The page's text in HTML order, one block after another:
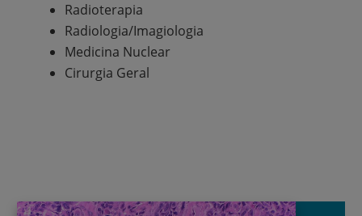
Radioterapia
Radiologia/Imagiologia
Medicina Nuclear
Cirurgia Geral